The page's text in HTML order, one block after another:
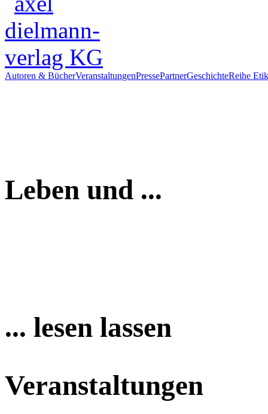
Autoren & BücherVeranstaltungenPressePartnerGeschichteReihe
Leben und ...
... lesen lassen
Veranstaltungen